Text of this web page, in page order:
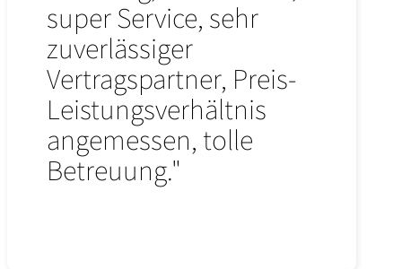
super Service, sehr
zuverlässiger
Vertragspartner, Preis-
Leistungsverhältnis
angemessen, tolle
Betreuung."